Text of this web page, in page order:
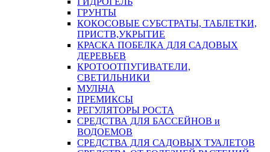
ГРУНТЫ
КОКОСОВЫЕ СУБСТРАТЫ, ТАБЛЕТКИ,
ПРИСТВ,УКРЫТИЕ
КРАСКА ПОБЕЛКА ДЛЯ САДОВЫХ
ДЕРЕВЬЕВ
КРОТООТПУГИВАТЕЛИ,
СВЕТИЛЬНИКИ
МУЛЬЧА
ПРЕМИКСЫ
РЕГУЛЯТОРЫ РОСТА
СРЕДСТВА ДЛЯ БАССЕЙНОВ и
ВОДОЕМОВ
СРЕДСТВА ДЛЯ САДОВЫХ ТУАЛЕТОВ